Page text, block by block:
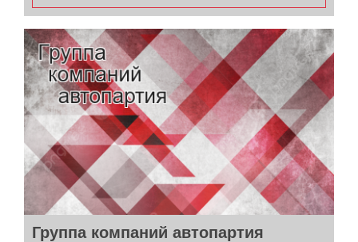
Группа компаний автопартия